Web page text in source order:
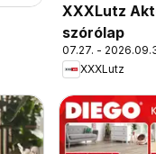
XXXLutz
szórólap
07.27. -
XXXLutz